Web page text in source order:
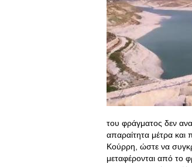
του φράγματος δεν
απαραίτητα μέτρα και
Κούρρη, ώστε να
μεταφέρονται από το